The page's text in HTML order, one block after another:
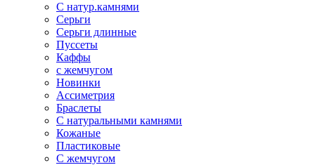
С натур.камнями
Серьги
Серьги длинные
Пуссеты
Каффы
с жемчугом
Новинки
Ассиметрия
Браслеты
С натуральными камнями
Кожаные
Пластиковые
С жемчугом